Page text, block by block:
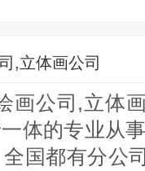
,立体画公司
画公司,立体
体的专业从
国都有分公